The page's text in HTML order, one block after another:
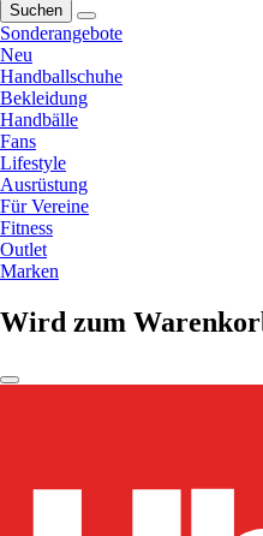
Suchen
Sonderangebote
Neu
Handballschuhe
Bekleidung
Handbälle
Fans
Lifestyle
Ausrüstung
Für Vereine
Fitness
Outlet
Marken
Wird zum